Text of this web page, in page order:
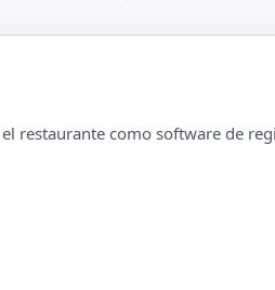
restaurante como software de